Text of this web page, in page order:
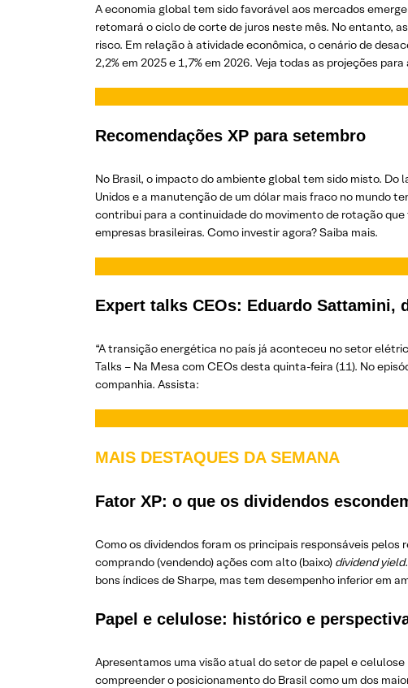
A economia global tem sido favorável aos mercados
retomará o ciclo de corte de juros neste mês. No entanto,
risco. Em relação à atividade econômica, o cenário de
2,2% em 2025 e 1,7% em 2026. Veja todas as projeções para
Recomendações XP para setembro
No Brasil, o impacto do ambiente global tem sido misto.
Unidos e a manutenção de um dólar mais fraco no mundo
contribui para a continuidade do movimento de rotação
empresas brasileiras. Como investir agora? Saiba mais.
Expert talks CEOs: Eduardo Sattamini,
“A transição energética no país já aconteceu no setor
Talks – Na Mesa com CEOs desta quinta-feira (11). No
companhia. Assista:
MAIS DESTAQUES DA SEMANA
Fator XP: o que os dividendos
Como os dividendos foram os principais responsáveis
comprando (vendendo) ações com alto (baixo) dividend yield
bons índices de Sharpe, mas tem desempenho inferior em
Papel e celulose: histórico e
Apresentamos uma visão atual do setor de papel e
compreender o posicionamento do Brasil como um dos